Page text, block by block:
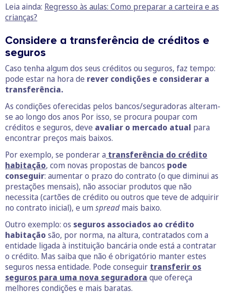
Leia ainda: Regresso às aulas: Como preparar a carteira e as
crianças?
Considere a transferência de créditos e
seguros
Caso tenha algum dos seus créditos ou seguros, faz tempo:
pode estar na hora de rever condições e considerar a
transferência.
As condições oferecidas pelos bancos/seguradoras alteram-
se ao longo dos anos Por isso, se procura poupar com
créditos e seguros, deve avaliar o mercado atual para
encontrar preços mais baixos.
Por exemplo, se ponderar a transferência do crédito
habitação, com novas propostas de bancos pode
conseguir: aumentar o prazo do contrato (o que diminui as
prestações mensais), não associar produtos que não
necessita (cartões de crédito ou outros que teve de adquirir
no contrato inicial), e um spread mais baixo.
Outro exemplo: os seguros associados ao crédito
habitação são, por norma, na altura, contratados com a
entidade ligada à instituição bancária onde está a contratar
o crédito. Mas saiba que não é obrigatório manter estes
seguros nessa entidade. Pode conseguir transferir os
seguros para uma nova seguradora que ofereça
melhores condições e mais baratas.